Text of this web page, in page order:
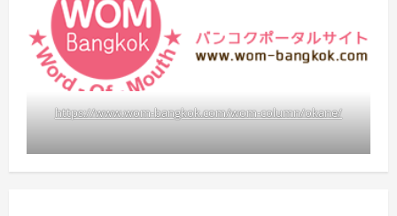
https://www.wom-bangkok.com/wom-column/okane/